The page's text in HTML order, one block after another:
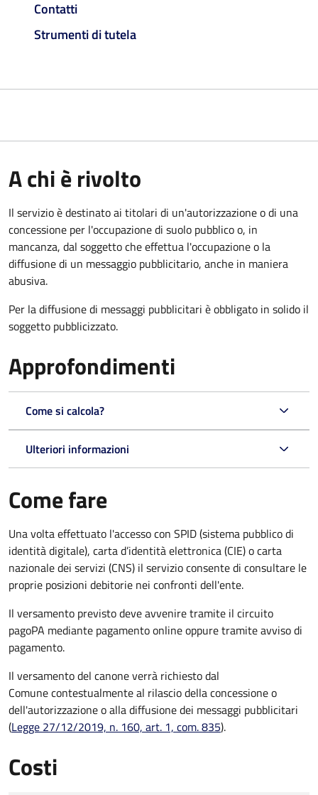
Contatti
Strumenti di tutela
A chi è rivolto
Il servizio è destinato ai titolari di un'autorizzazione o di una
concessione per l'occupazione di suolo pubblico o, in
mancanza, dal soggetto che effettua l'occupazione o la
diffusione di un messaggio pubblicitario, anche in maniera
abusiva.
Per la diffusione di messaggi pubblicitari è obbligato in solido il
soggetto pubblicizzato.
Approfondimenti
Come si calcola?
Ulteriori informazioni
Come fare
Una volta effettuato l'accesso con SPID (sistema pubblico di
identità digitale), carta d’identità elettronica (CIE) o carta
nazionale dei servizi (CNS) il servizio consente di consultare le
proprie posizioni debitorie nei confronti dell'ente.
Il versamento previsto deve avvenire tramite il circuito
pagoPA mediante pagamento online oppure tramite avviso di
pagamento.
Il versamento del canone verrà richiesto dal
Comune contestualmente al rilascio della concessione o
dell'autorizzazione o alla diffusione dei messaggi pubblicitari
(Legge 27/12/2019, n. 160, art. 1, com. 835).
Costi